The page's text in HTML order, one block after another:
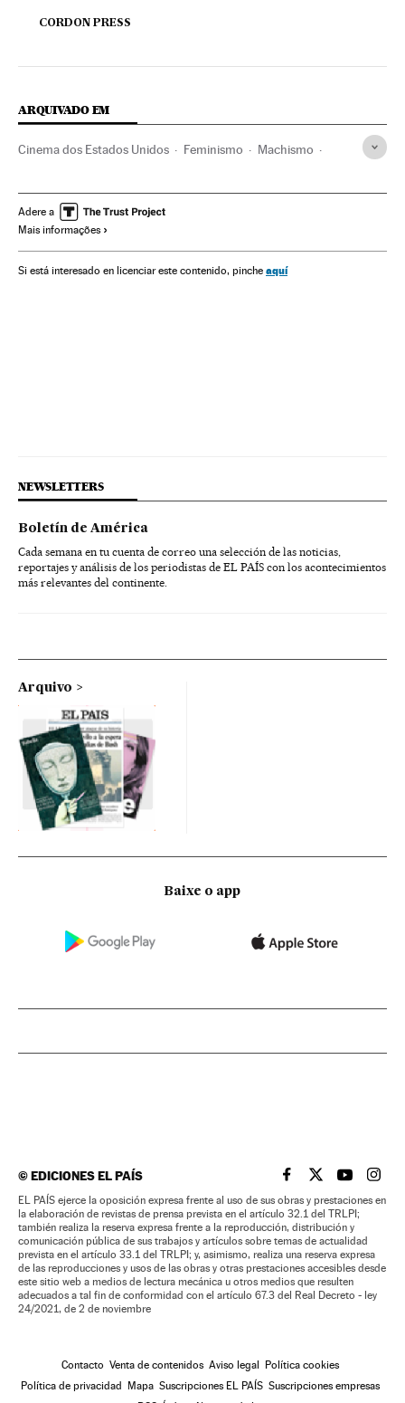
CORDON PRESS
ARQUIVADO EM
Cinema dos Estados Unidos Feminismo Machismo
Direitos mulher Relações gênero
Lena Dunham
Kate Beckinsale Maggie Gyllenhaal Gente Atrizes
Adere a
Mais informações
Si está interesado en licenciar este contenido, pinche aquí
NEWSLETTERS
Boletín de América
Cada semana en tu cuenta de correo una selección de las noticias,
reportajes y análisis de los periodistas de EL PAÍS con los acontecimientos
más relevantes del continente.
Arquivo
Baixe o app
©EDICIONES EL PAÍS EL PAÍS BRASIL EN
EL PAÍSEL PAÍS
EL
EL PAÍS ejerce la oposición expresa frente al uso de sus obras y prestaciones en
la elaboración de revistas de prensa prevista en el artículo 32.1 del TRLPI;
también realiza la reserva expresa frente a la reproducción, distribución y
comunicación pública de sus trabajos y artículos sobre temas de actualidad
prevista en el artículo 33.1 del TRLPI; y, asimismo, realiza una reserva expresa
de las reproducciones y usos de las obras y otras prestaciones accesibles desde
este sitio web a medios de lectura mecánica u otros medios que resulten
adecuados a tal fin de conformidad con el artículo 67.3 del Real Decreto - ley
24/2021, de 2 de noviembre
Contacto Venta de contenidos Aviso legal Política cookies
Política de privacidad Mapa Suscripciones EL PAÍS Suscripciones empresas